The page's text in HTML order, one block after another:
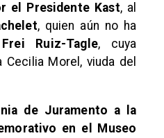
el Presidente Kast, al
, quien aún no ha
Ruiz-Tagle, cuya
Morel, viuda del
de Juramento a la
en el Museo